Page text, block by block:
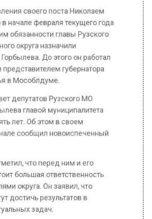
главы Рузского
округа назначили
До этого он работал
губернатора
в Мособлдуме.
депутатов Рузского МО
главой муниципалитета
лет. Об этом в своем
сообщил новоиспеченный
что перед ним и его
большая ответственность
округа. Он заявил, что
достичь результатов в